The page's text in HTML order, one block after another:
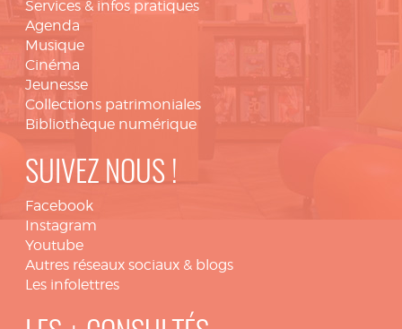
Services & infos pratiques
Agenda
Musique
Cinéma
Jeunesse
Collections patrimoniales
Bibliothèque numérique
SUIVEZ NOUS !
Facebook
Instagram
Youtube
Autres réseaux sociaux & blogs
Les infolettres